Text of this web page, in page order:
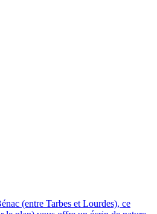
(entre Tarbes et Lourdes), ce